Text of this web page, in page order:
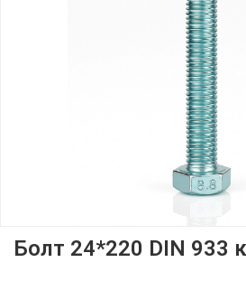
Болт 24*220 DIN 933